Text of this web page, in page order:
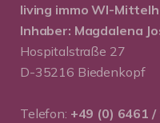
living immo WI-
Inhaber: Magdalena
Hospitalstraße 27
D-35216 Biedenkopf
Telefon: +49 (0) 6461 /